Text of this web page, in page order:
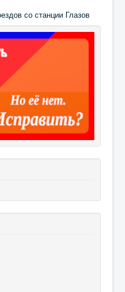
со станции Глазов